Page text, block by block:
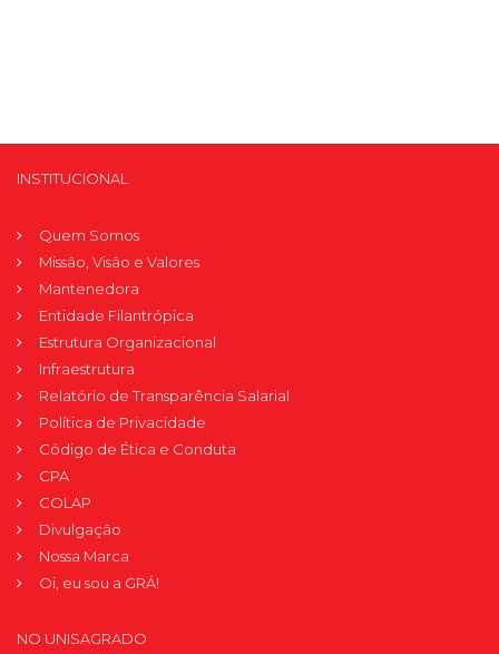
INSTITUCIONAL
Quem Somos
Missão, Visão e Valores
Mantenedora
Entidade Filantrópica
Estrutura Organizacional
Infraestrutura
Relatório de Transparência Salarial
Política de Privacidade
Código de Ética e Conduta
CPA
COLAP
Divulgação
Nossa Marca
Oi, eu sou a GRÁ!
NO UNISAGRADO